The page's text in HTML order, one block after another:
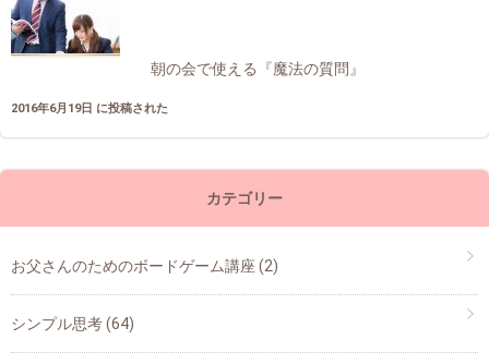
朝の会で使える『魔法の質問』
2016年6月19日 に投稿された
カテゴリー
お父さんのためのボードゲーム講座 (2)
シンプル思考(64)